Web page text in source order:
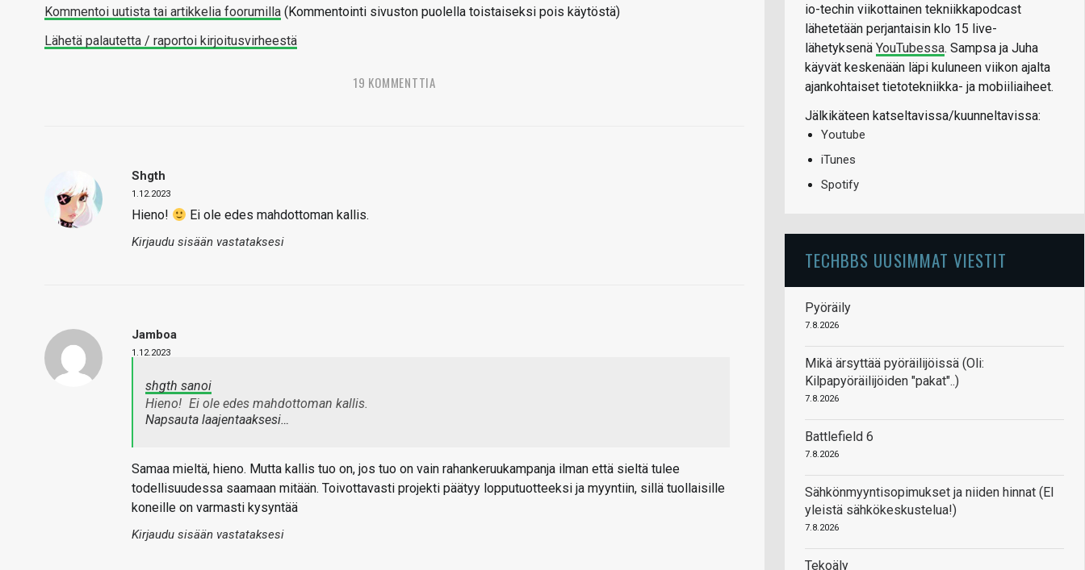
Kommentoi uutista tai artikkelia foorumilla (Kommentointi sivuston puolella toistaiseksi pois käytöstä)
Lähetä palautetta / raportoi kirjoitusvirheestä
19 KOMMENTTIA
Shgth
1.12.2023
Hieno! Ei ole edes mahdottoman kallis.
Kirjaudu sisään vastataksesi
Jamboa
1.12.2023
shgth sanoi
Hieno! Ei ole edes mahdottoman kallis.
Napsauta laajentaaksesi…
Samaa mieltä, hieno. Mutta kallis tuo on, jos tuo on vain rahankeruukampanja ilman että sieltä tulee
todellisuudessa saamaan mitään. Toivottavasti projekti päätyy lopputuotteeksi ja myyntiin, sillä tuollaisille
koneille on varmasti kysyntää
Kirjaudu sisään vastataksesi
io-techin viikottainen tekniikkapodcast
lähetetään perjantaisin klo 15 live-
lähetyksenä YouTubessa. Sampsa ja Juha
käyvät keskenään läpi kuluneen viikon ajalta
ajankohtaiset tietotekniikka- ja mobiiliaiheet.
Jälkikäteen katseltavissa/kuunneltavissa:
Youtube
iTunes
Spotify
TECHBBS UUSIMMAT VIESTIT
Pyöräily
7.8.2026
Mikä ärsyttää pyöräilijöissä (Oli:
Kilpapyöräilijöiden "pakat"..)
7.8.2026
Battlefield 6
7.8.2026
Sähkönmyyntisopimukset ja niiden hinnat (EI
yleistä sähkökeskustelua!)
7.8.2026
Tekoäly